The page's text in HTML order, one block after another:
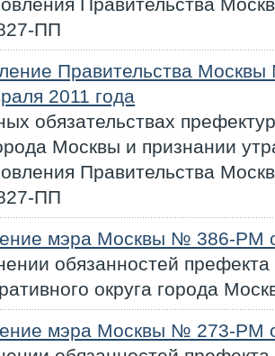
ПП
Правительства
2011 года
обязательствах
Москвы и признании
Правительства
ПП
мэра Москвы № 386-РМ
обязанностей
округа города
мэра Москвы № 273-РМ